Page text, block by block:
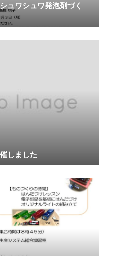
ュワシュワ発泡剤づく
しました